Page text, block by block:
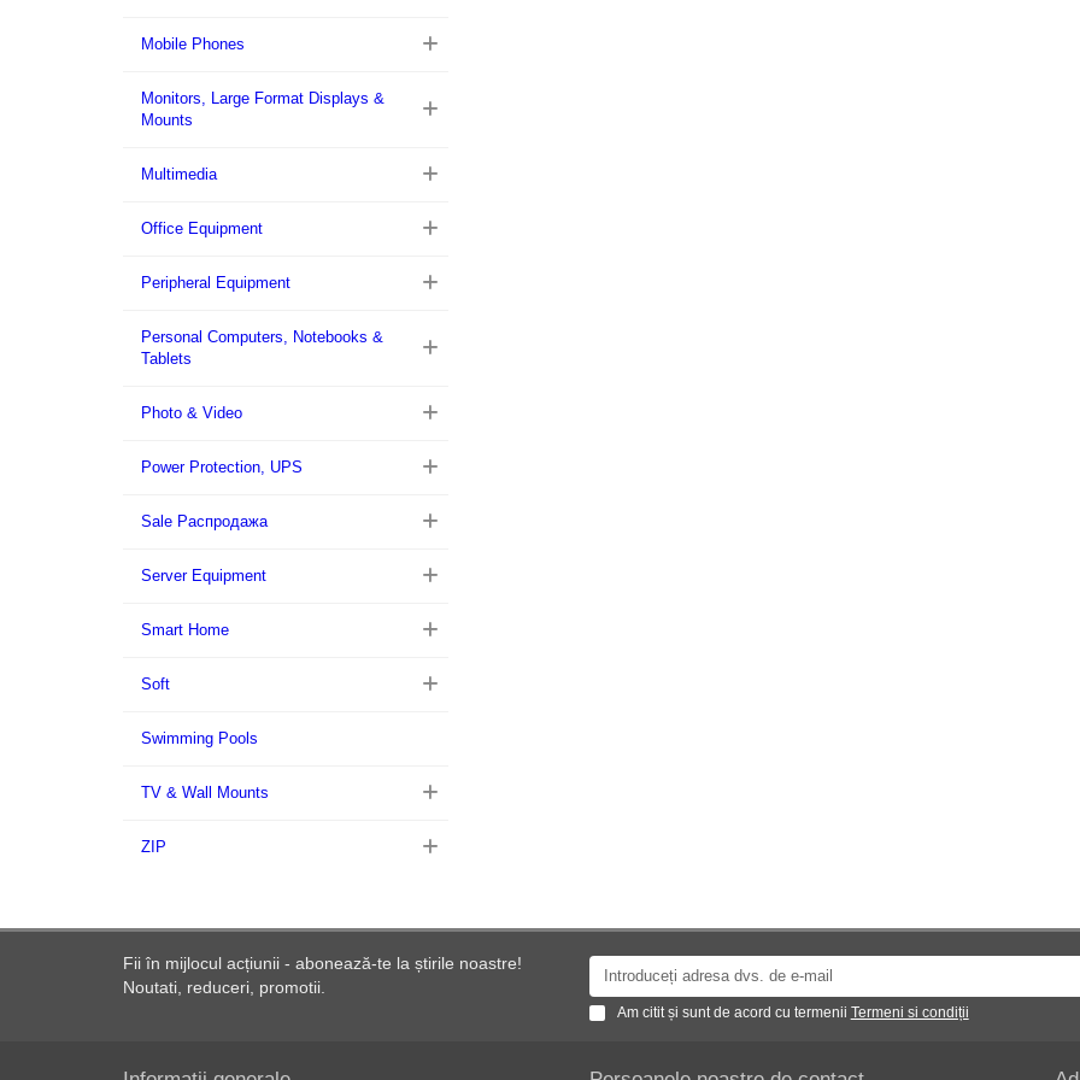
Mobile Phones
Monitors, Large Format Displays &
Mounts
Multimedia
Office Equipment
Peripheral Equipment
Personal Computers, Notebooks &
Tablets
Photo & Video
Power Protection, UPS
Sale Распродажа
Server Equipment
Smart Home
Soft
Swimming Pools
TV & Wall Mounts
ZIP
Fii în mijlocul acțiunii - abonează-te la știrile noastre!
Noutati, reduceri, promotii.
Am citit și sunt de acord cu termenii Termeni si condiții